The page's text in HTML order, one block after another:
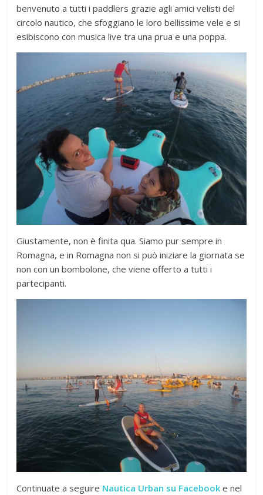
benvenuto a tutti i paddlers grazie agli amici velisti del
circolo nautico, che sfoggiano le loro bellissime vele e si
esibiscono con musica live tra una prua e una poppa.
Giustamente, non è finita qua. Siamo pur sempre in
Romagna, e in Romagna non si può iniziare la giornata se
non con un bombolone, che viene offerto a tutti i
partecipanti.
Continuate a seguire Nautica Urban su Facebook e nel